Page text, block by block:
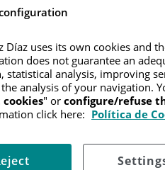
Bladder
de vejiga
18 de septiembre de
Díaz uses its own cookies and
does not guarantee an
analysis, improving
analysis of your navigation.
cookies" or configure/refuse
click here: Política de